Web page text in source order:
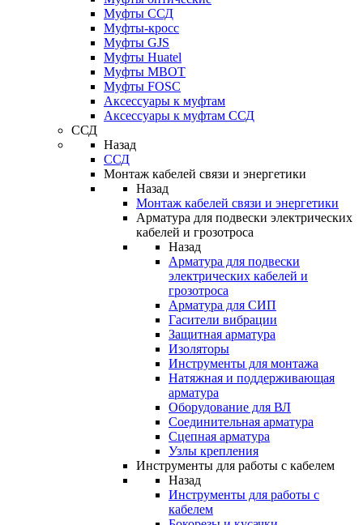
Муфты ССД
Муфты-кросс
Муфты GJS
Муфты Huatel
Муфты МВОТ
Муфты FOSC
Аксессуары к муфтам
Аксессуары к муфтам ССД
ССД
Назад
ССД
Монтаж кабелей связи и энергетики
Назад
Монтаж кабелей связи и энергетики
Арматура для подвески электрических
кабелей и грозотроса
Назад
Арматура для подвески
электрических кабелей и
грозотроса
Арматура для СИП
Гасители вибрации
Защитная арматура
Изоляторы
Инструменты для монтажа
Натяжная и поддерживающая
арматура
Оборудование для ВЛ
Соединительная арматура
Сцепная арматура
Узлы крепления
Инструменты для работы с кабелем
Назад
Инструменты для работы с
кабелем